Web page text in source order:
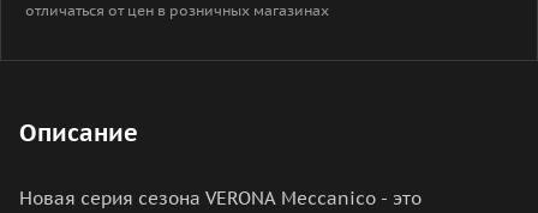
отличаться от цен в розничных магазинах
Описание
Новая серия сезона VERONA Meccanico - это